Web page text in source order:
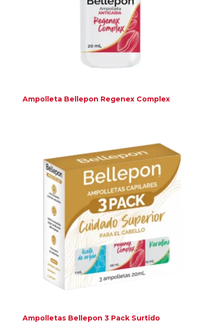
Ampolleta Bellepon Regenex Complex
Ampolletas Bellepon 3 Pack Surtido